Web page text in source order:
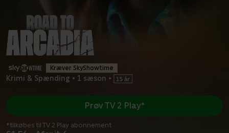
Kræver SkyShowtime
Krimi & Spænding • 1 sæson •
Prøv TV 2 Play*
*tilkøbes til TV 2 Play abonnement